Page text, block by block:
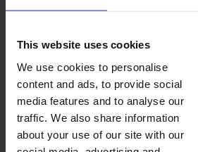
This website uses cookies
We use cookies to personalise
content and ads, to provide social
media features and to analyse our
traffic. We also share information
about your use of our site with our